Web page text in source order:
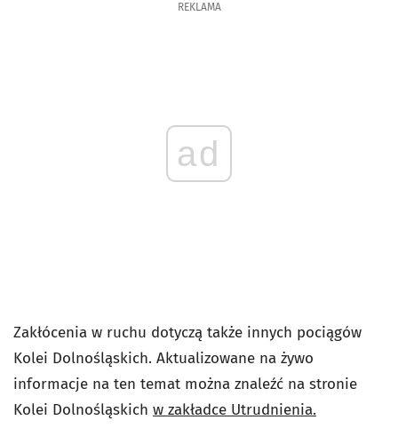
REKLAMA
ad
Zakłócenia w ruchu dotyczą także innych pociągów
Kolei Dolnośląskich. Aktualizowane na żywo
informacje na ten temat można znaleźć na stronie
Kolei Dolnośląskich w zakładce Utrudnienia.